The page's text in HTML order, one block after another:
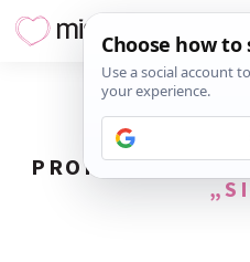
PRONAĐENO56